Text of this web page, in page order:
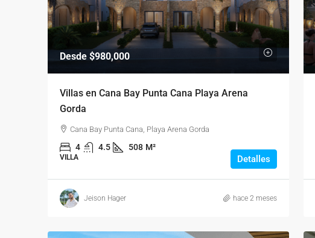
Desde $980,000
Villas en Cana Bay Punta Cana Playa Arena
Gorda
Cana Bay Punta Cana, Playa Arena Gorda
4 4.5 508 M²
VILLA Detalles
Jeison Hager hace 2 meses